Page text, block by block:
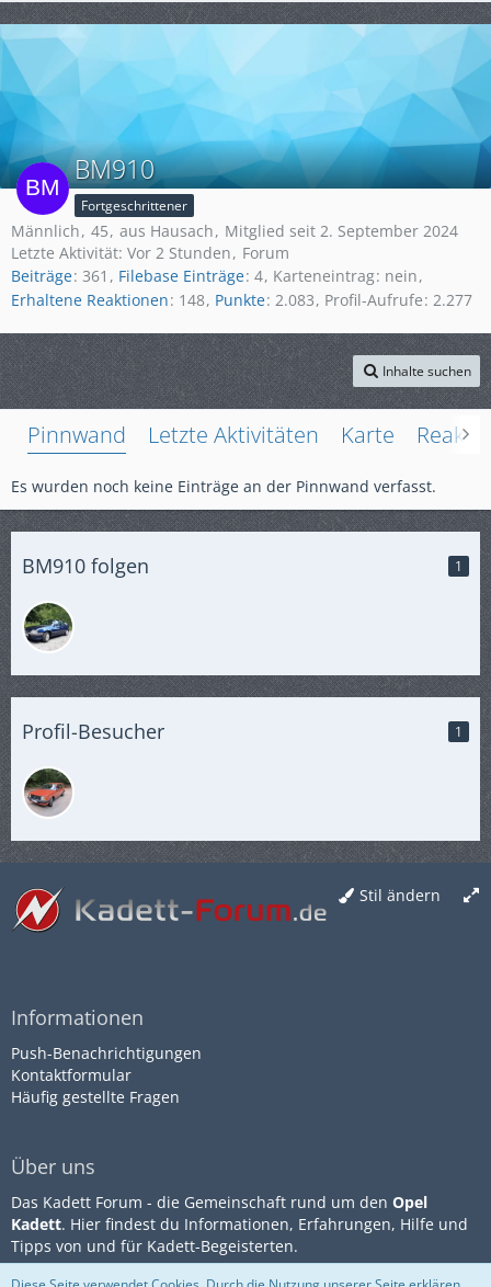
BM910
Fortgeschrittener
Männlich 45 aus Hausach
Mitglied seit 2. September 2024
Letzte Aktivität: Vor 2 Stunden
Forum
Beiträge 361 Filebase Einträge 4 Karteneintrag nein
Erhaltene Reaktionen 148 Punkte 2.083 Profil-Aufrufe 2.277
Inhalte suchen
Pinnwand Letzte Aktivitäten Karte
Es wurden noch keine Einträge an der Pinnwand verfasst.
BM910 folgen 1
Profil-Besucher 1
Stil ändern
Informationen
Push-Benachrichtigungen
Kontaktformular
Häufig gestellte Fragen
Über uns
Das Kadett Forum - die Gemeinschaft rund um den Opel
Kadett. Hier findest du Informationen, Erfahrungen, Hilfe und
Tipps von und für Kadett-Begeisterten.